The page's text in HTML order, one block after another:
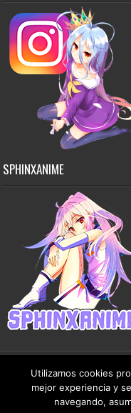
SPHINXANIME
Copyright © 2015-2026
servidores, solo comparte
Utilizamos cookies
mejor experiencia y
navegando,